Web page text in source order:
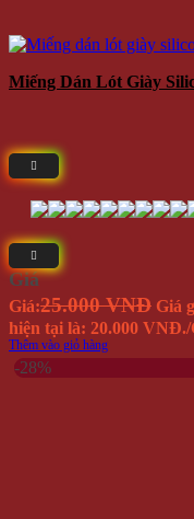
Miếng Dán Lót Giày
Giá
Giá:25.000 VNĐ Giá
hiện tại là: 20.000 VNĐ./
Thêm vào giỏ hàng
-28%